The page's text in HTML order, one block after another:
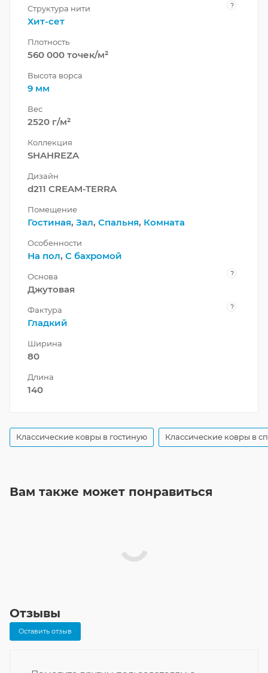
Структура нити ?
Хит-сет
Плотность
560 000 точек/м²
Высота ворса
9 мм
Вес
2520 г/м²
Коллекция
SHAHREZA
Дизайн
d211 CREAM-TERRA
Помещение
Гостиная, Зал, Спальня, Комната
Особенности
На пол, С бахромой
Основа ?
Джутовая
Фактура ?
Гладкий
Ширина
80
Длина
140
Классические ковры в гостиную Классические ковры в
Вам также может понравиться
Отзывы
Оставить отзыв